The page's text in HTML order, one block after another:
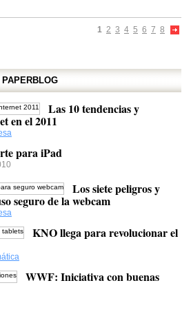
1 2 3 4 5 6 7 8
Las 10 tendencias y
en el 2011
para iPad
Los siete peligros y
seguro de la webcam
KNO llega para revolucionar el
WWF: Iniciativa con buenas